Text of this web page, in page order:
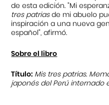
de esta edición. "Mi
tres patriasde mi abuelo
inspiración a una nueva
español", afirmó.
Sobre el libro
Título: Mis tres patrias.
japonés del Perú internado